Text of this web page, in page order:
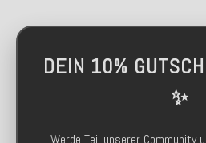
DEIN 10%
✨
Werde Teil unserer Community